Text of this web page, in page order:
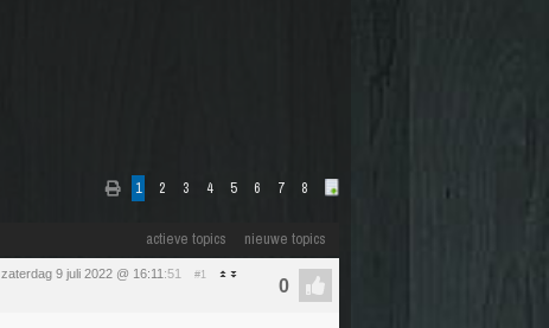
1 2 3 4 5 6 7 8
actieve topics nieuwe topics
zaterdag 9 juli 2022 @ 16:11 :51 #1